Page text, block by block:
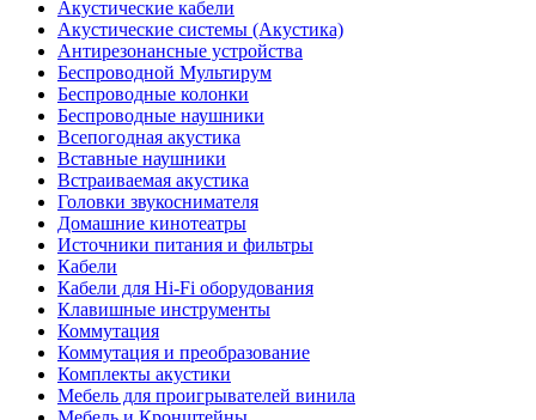
Акустические кабели
Акустические системы (Акустика)
Антирезонансные устройства
Беспроводной Мультирум
Беспроводные колонки
Беспроводные наушники
Всепогодная акустика
Вставные наушники
Встраиваемая акустика
Головки звукоснимателя
Домашние кинотеатры
Источники питания и фильтры
Кабели
Кабели для Hi-Fi оборудования
Клавишные инструменты
Коммутация
Коммутация и преобразование
Комплекты акустики
Мебель для проигрывателей винила